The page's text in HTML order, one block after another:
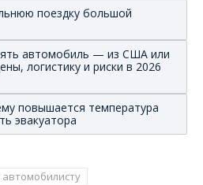
поездку большой
автомобиль — из США или
логистику и риски в 2026
повышается температура
эвакуатора